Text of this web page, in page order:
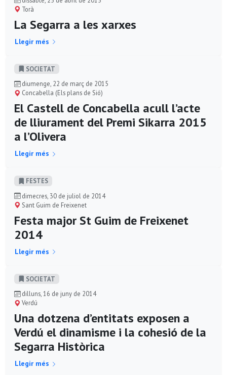
Torà
La Segarra a les xarxes
Llegir més
SOCIETAT
diumenge, 22 de març de 2015
Concabella (Els plans de Sió)
El Castell de Concabella acull l’acte
de lliurament del Premi Sikarra 2015
a l’Olivera
Llegir més
FESTES
dimecres, 30 de juliol de 2014
Sant Guim de Freixenet
Festa major St Guim de Freixenet
2014
Llegir més
SOCIETAT
dilluns, 16 de juny de 2014
Verdú
Una dotzena d’entitats exposen a
Verdú el dinamisme i la cohesió de la
Segarra Històrica
Llegir més